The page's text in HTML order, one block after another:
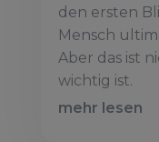
den ersten
Mensch
Aber das ist
wichtig ist.
mehr lesen